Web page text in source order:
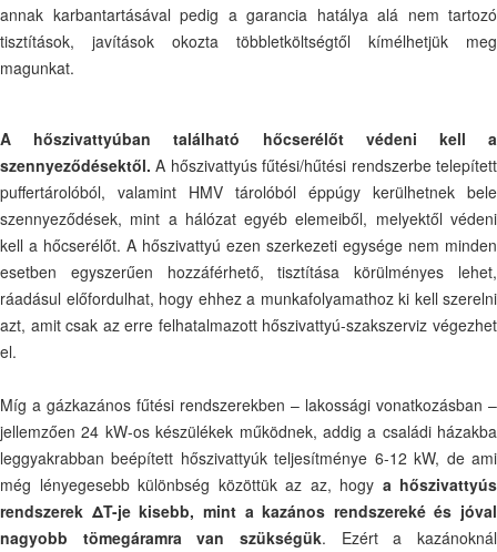
annak karbantartásával pedig a garancia hatálya alá nem tartozó
tisztítások, javítások okozta többletköltségtől kímélhetjük meg
magunkat.
A hőszivattyúban található hőcserélőt védeni kell a
szennyeződésektől. A hőszivattyús fűtési/hűtési rendszerbe telepített
puffertárolóból, valamint HMV tárolóból éppúgy kerülhetnek bele
szennyeződések, mint a hálózat egyéb elemeiből, melyektől védeni
kell a hőcserélőt. A hőszivattyú ezen szerkezeti egysége nem minden
esetben egyszerűen hozzáférhető, tisztítása körülményes lehet,
ráadásul előfordulhat, hogy ehhez a munkafolyamathoz ki kell szerelni
azt, amit csak az erre felhatalmazott hőszivattyú-szakszerviz végezhet
el.
Míg a gázkazános fűtési rendszerekben – lakossági vonatkozásban –
jellemzően 24 kW-os készülékek működnek, addig a családi házakba
leggyakrabban beépített hőszivattyúk teljesítménye 6-12 kW, de ami
még lényegesebb különbség közöttük az az, hogy a hőszivattyús
rendszerek ΔT-je kisebb, mint a kazános rendszereké és jóval
nagyobb tömegáramra van szükségük. Ezért a kazánoknál